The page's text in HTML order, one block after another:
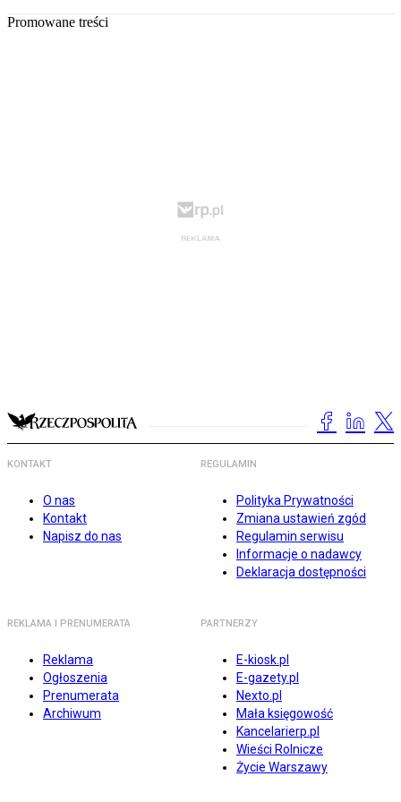
Promowane treści
KONTAKT
O nas
Kontakt
Napisz do nas
REGULAMIN
Polityka Prywatności
Zmiana ustawień zgód
Regulamin serwisu
Informacje o nadawcy
Deklaracja dostępności
REKLAMA I PRENUMERATA
Reklama
Ogłoszenia
Prenumerata
Archiwum
PARTNERZY
E-kiosk.pl
E-gazety.pl
Nexto.pl
Mała księgowość
Kancelarierp.pl
Wieści Rolnicze
Życie Warszawy